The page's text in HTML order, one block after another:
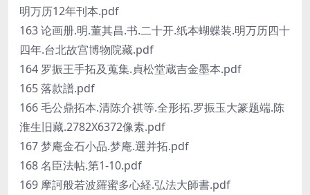
明万历12年刊本.pdf
163 论画册.明.董其昌.书.二十开.纸本蝴蝶装.明万历四十
四年.台北故宫博物院藏.pdf
164 罗振王手拓及蒐集.貞松堂蔵吉金墨本.pdf
165 落款譜.pdf
166 毛公鼎拓本.清陈介祺等.全形拓.罗振玉大篆题端.陈
淮生旧藏.2782X6372像素.pdf
167 梦庵金石小品.梦庵.選并拓.pdf
168 名臣法帖.第1-10.pdf
169 摩訶般若波羅蜜多心経.弘法大師書.pdf